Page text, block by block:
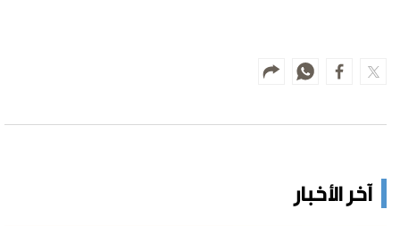
آخر الأخبار